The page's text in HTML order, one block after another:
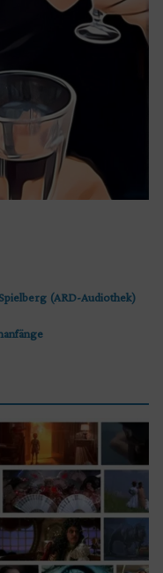
(ARD-Audiothek)